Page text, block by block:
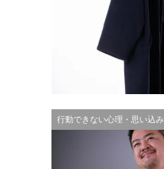
行動できない心理・思い込み